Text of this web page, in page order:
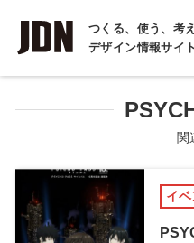
つくる、使う、考
デザイン情報サイト
INTERVIEW
インタビュー
REPORT
COLUMN
コラム
関
イベ